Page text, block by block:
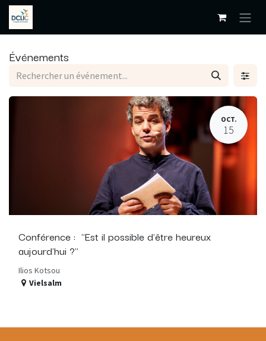
Se rendre au contenu
Événements
OCT.
15
Conférence : "Est il possible d'être heureux
aujourd'hui ?"
Ilios Kotsou
Vielsalm